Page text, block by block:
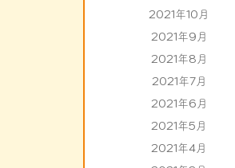
2021年10月
2021年9月
2021年8月
2021年7月
2021年6月
2021年5月
2021年4月